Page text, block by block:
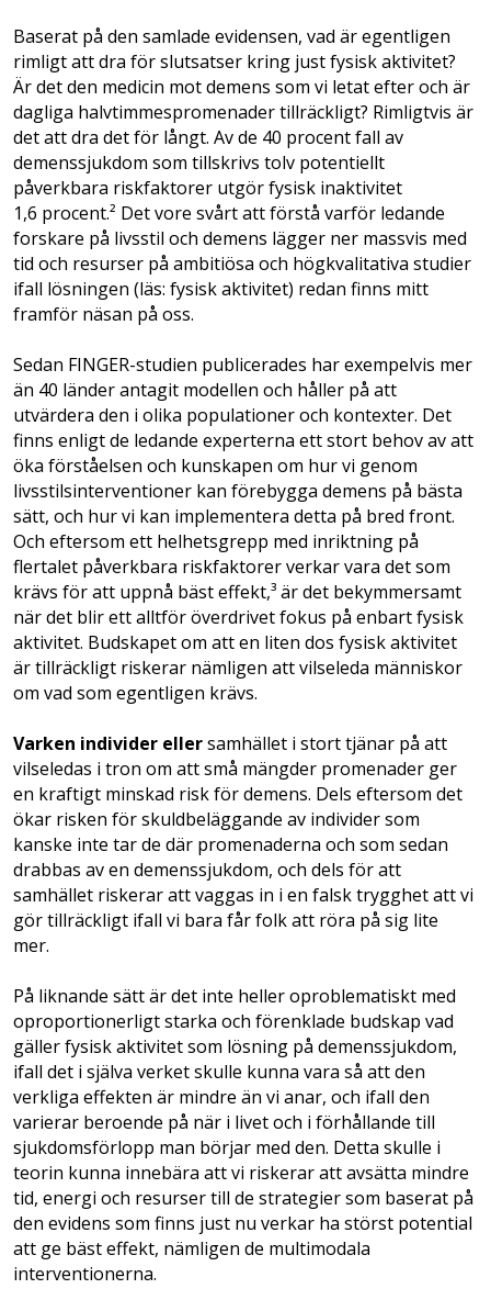
Baserat på den samlade evidensen, vad är egentligen
rimligt att dra för slutsatser kring just fysisk aktivitet?
Är det den medicin mot demens som vi letat efter och är
dagliga halvtimmespromenader tillräckligt? Rimligtvis är
det att dra det för långt. Av de 40 procent fall av
demenssjukdom som tillskrivs tolv potentiellt
påverkbara riskfaktorer utgör fysisk inaktivitet
1,6 procent.² Det vore svårt att förstå varför ledande
forskare på livsstil och demens lägger ner massvis med
tid och resurser på ambitiösa och högkvalitativa studier
ifall lösningen (läs: fysisk aktivitet) redan finns mitt
framför näsan på oss.
Sedan FINGER-studien publicerades har exempelvis mer
än 40 länder antagit modellen och håller på att
utvärdera den i olika populationer och kontexter. Det
finns enligt de ledande experterna ett stort behov av att
öka förståelsen och kunskapen om hur vi genom
livsstilsinterventioner kan förebygga demens på bästa
sätt, och hur vi kan implementera detta på bred front.
Och eftersom ett helhetsgrepp med inriktning på
flertalet påverkbara riskfaktorer verkar vara det som
krävs för att uppnå bäst effekt,³ är det bekymmersamt
när det blir ett alltför överdrivet fokus på enbart fysisk
aktivitet. Budskapet om att en liten dos fysisk aktivitet
är tillräckligt riskerar nämligen att vilseleda människor
om vad som egentligen krävs.
Varken individer ellersamhället i stort tjänar på att
vilseledas i tron om att små mängder promenader ger
en kraftigt minskad risk för demens. Dels eftersom det
ökar risken för skuldbeläggande av individer som
kanske inte tar de där promenaderna och som sedan
drabbas av en demenssjukdom, och dels för att
samhället riskerar att vaggas in i en falsk trygghet att vi
gör tillräckligt ifall vi bara får folk att röra på sig lite
mer.
På liknande sätt är det inte heller oproblematiskt med
oproportionerligt starka och förenklade budskap vad
gäller fysisk aktivitet som lösning på demenssjukdom,
ifall det i själva verket skulle kunna vara så att den
verkliga effekten är mindre än vi anar, och ifall den
varierar beroende på när i livet och i förhållande till
sjukdomsförlopp man börjar med den. Detta skulle i
teorin kunna innebära att vi riskerar att avsätta mindre
tid, energi och resurser till de strategier som baserat på
den evidens som finns just nu verkar ha störst potential
att ge bäst effekt, nämligen de multimodala
interventionerna.